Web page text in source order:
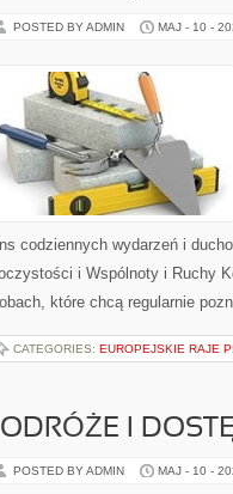
POSTED BY ADMIN MAJ - 10 -
codziennych wydarzeń i
i Wspólnoty i Ruchy
które chcą regularnie
CATEGORIES: EUROPEJSKIE RAJE
I
POSTED BY ADMIN MAJ - 10 -